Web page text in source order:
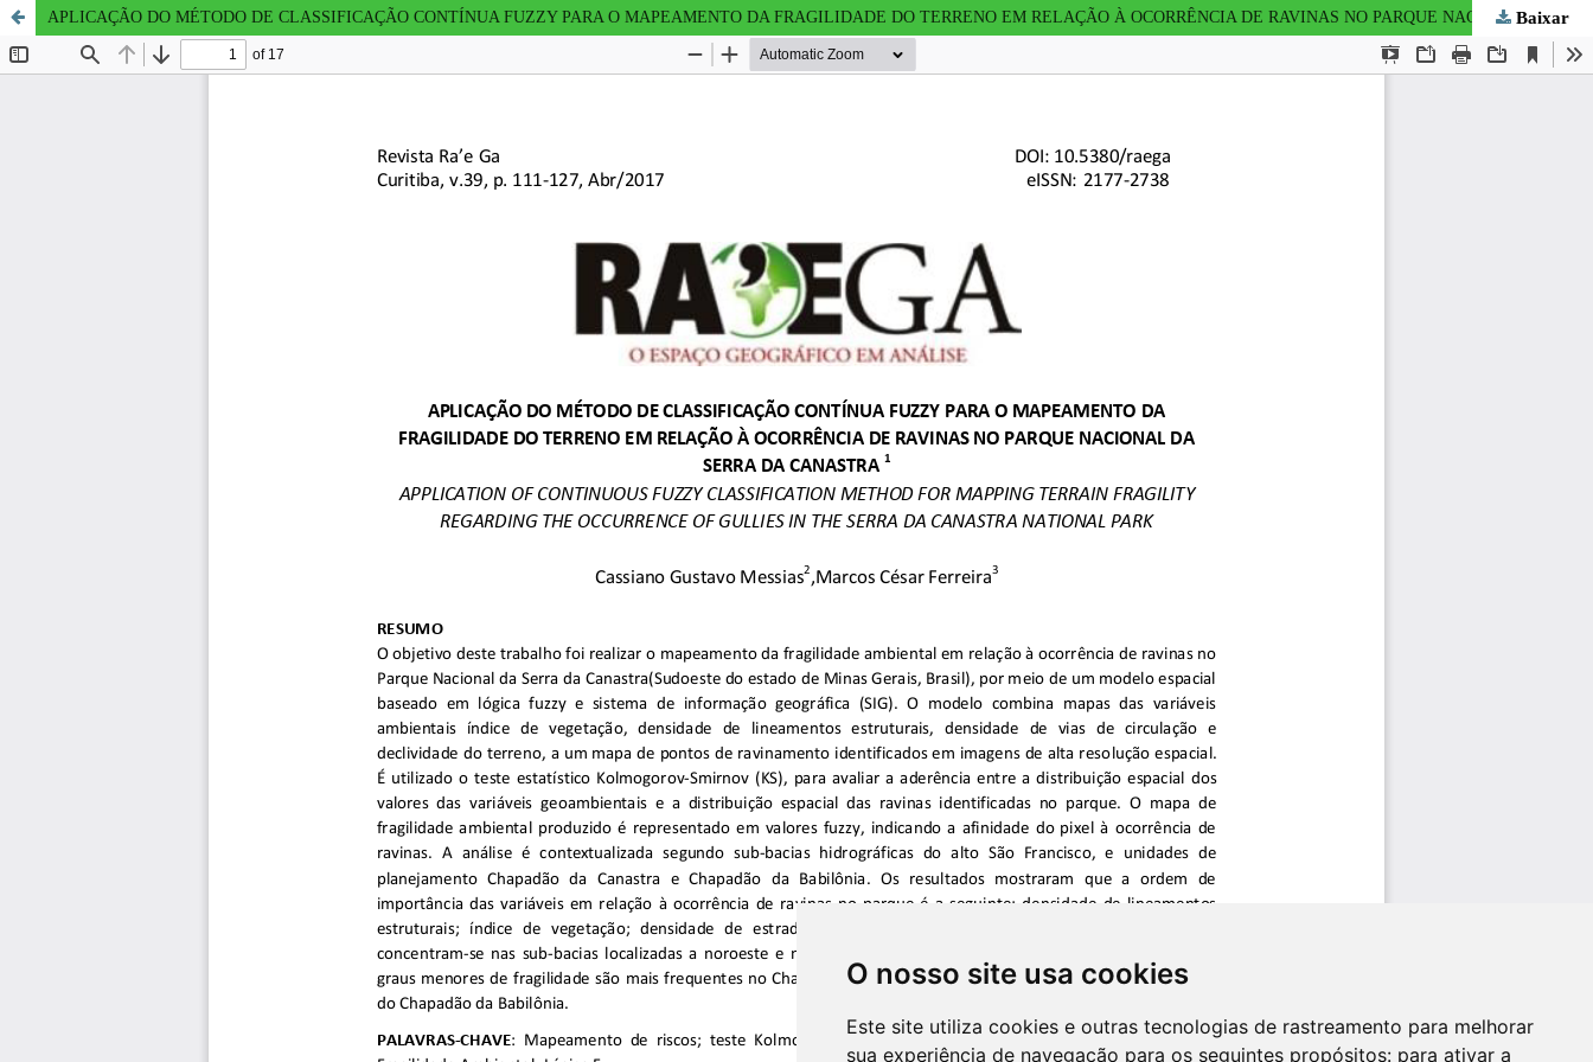
O nosso site usa cookies
Este site utiliza cookies e outras tecnologias de rastreamento para melhorar
sua experiência de navegação para os seguintes propósitos: para ativar a
APLICAÇÃO DO MÉTODO DE CLASSIFICAÇÃO CONTÍNUA FUZZY PARA O MAPEAMENTO DA FRAGILIDADE DO TERRENO EM RELAÇÃO À OCORRÊNCIA DE RAVINAS NO PARQUE NACIONAL DA SERRA DA CANASTRA - APPLICATION OF CONTINUOUS FUZZY CLASSIFICATION METHOD FOR MAPPING TERRAIN FRAGILITY REGARDING THE OCCURRENCE OF GULLIES IN THE SERRA DA CANASTRA NATIONAL PARK
Baixar